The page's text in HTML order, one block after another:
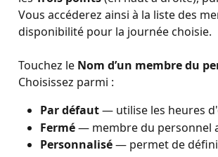
Vous accéderez ainsi à la liste des
disponibilité pour la journée choisie.
Touchez le Nom d’un membre du
Choisissez parmi :
Par défaut — utilise les heures
Fermé — membre du personnel
Personnalisé — permet de